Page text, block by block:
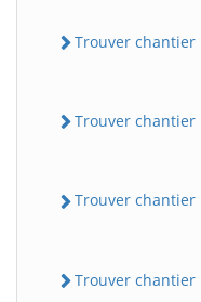
Trouver chantier
Trouver chantier
Trouver chantier
Trouver chantier